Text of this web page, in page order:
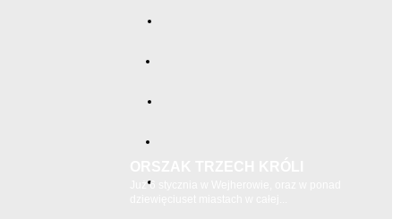
Już 6 stycznia w Wejherowie, oraz w ponad